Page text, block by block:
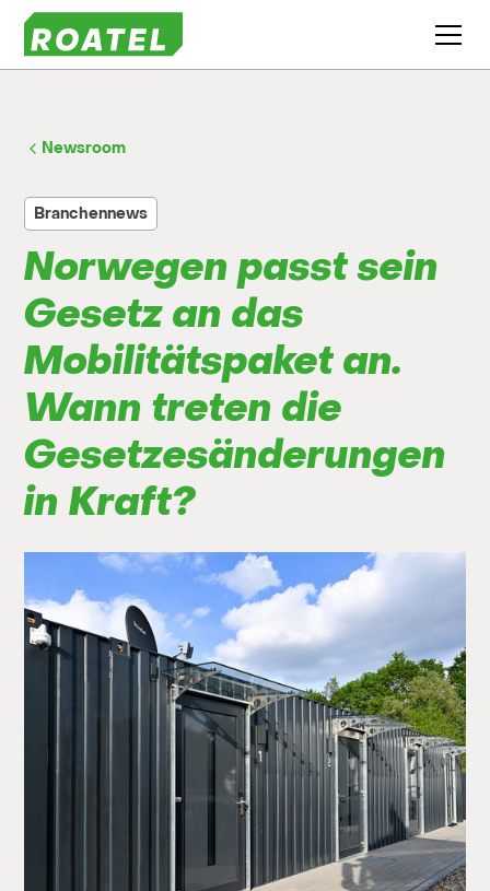
Newsroom
Branchennews
Norwegen passt sein
Gesetz an das
Mobilitätspaket an.
Wann treten die
Gesetzesänderungen
in Kraft?